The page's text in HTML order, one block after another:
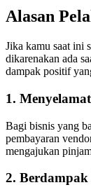
Alasan
Jika kamu saat ini
dikarenakan ada
dampak positif
1.
Bagi bisnis yang
pembayaran
mengajukan
2.